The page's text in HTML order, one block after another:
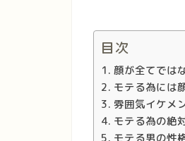
目次
顔が全てでは
モテる為には
雰囲気イケメ
モテる為の絶
モテる男の性